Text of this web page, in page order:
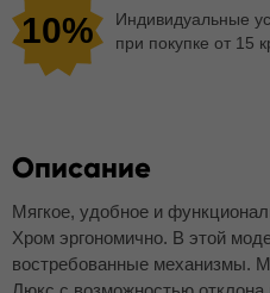
10%
Индивидуальные
при покупке от 15
Описание
Мягкое, удобное и
Хром эргономично. В этой
востребованные механизмы.